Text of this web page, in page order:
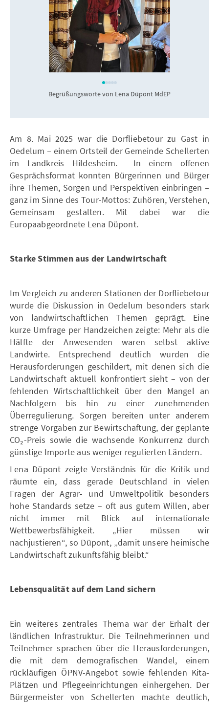
Begrüßungsworte von Lena Düpont MdEP
Am 8. Mai 2025 war die Dorfliebetour zu Gast in
Oedelum – einem Ortsteil der Gemeinde Schellerten
im Landkreis Hildesheim. In einem offenen
Gesprächsformat konnten Bürgerinnen und Bürger
ihre Themen, Sorgen und Perspektiven einbringen –
ganz im Sinne des Tour-Mottos: Zuhören, Verstehen,
Gemeinsam gestalten. Mit dabei war die
Europaabgeordnete Lena Düpont.
Starke Stimmen aus der Landwirtschaft
Im Vergleich zu anderen Stationen der Dorfliebetour
wurde die Diskussion in Oedelum besonders stark
von landwirtschaftlichen Themen geprägt. Eine
kurze Umfrage per Handzeichen zeigte: Mehr als die
Hälfte der Anwesenden waren selbst aktive
Landwirte. Entsprechend deutlich wurden die
Herausforderungen geschildert, mit denen sich die
Landwirtschaft aktuell konfrontiert sieht – von der
fehlenden Wirtschaftlichkeit über den Mangel an
Nachfolgern bis hin zu einer zunehmenden
Überregulierung. Sorgen bereiten unter anderem
strenge Vorgaben zur Bewirtschaftung, der geplante
CO₂-Preis sowie die wachsende Konkurrenz durch
günstige Importe aus weniger regulierten Ländern.
Lena Düpont zeigte Verständnis für die Kritik und
räumte ein, dass gerade Deutschland in vielen
Fragen der Agrar- und Umweltpolitik besonders
hohe Standards setze – oft aus gutem Willen, aber
nicht immer mit Blick auf internationale
Wettbewerbsfähigkeit. „Hier müssen wir
nachjustieren“, so Düpont, „damit unsere heimische
Landwirtschaft zukunftsfähig bleibt.“
Lebensqualität auf dem Land sichern
Ein weiteres zentrales Thema war der Erhalt der
ländlichen Infrastruktur. Die Teilnehmerinnen und
Teilnehmer sprachen über die Herausforderungen,
die mit dem demografischen Wandel, einem
rückläufigen ÖPNV-Angebot sowie fehlenden Kita-
Plätzen und Pflegeeinrichtungen einhergehen. Der
Bürgermeister von Schellerten machte deutlich,